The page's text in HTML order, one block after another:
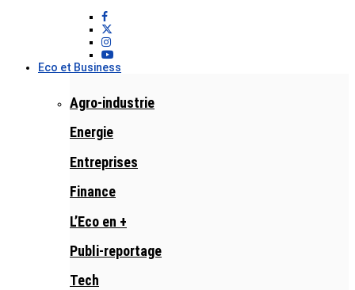
Eco et Business
Agro-industrie
Energie
Entreprises
Finance
L’Eco en +
Publi-reportage
Tech